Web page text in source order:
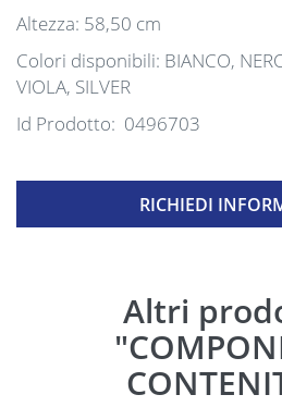
Altezza: 58,50 cm
Colori disponibili: BIANCO,
VIOLA, SILVER
Id Prodotto: 0496703
RICHIEDI
Altri